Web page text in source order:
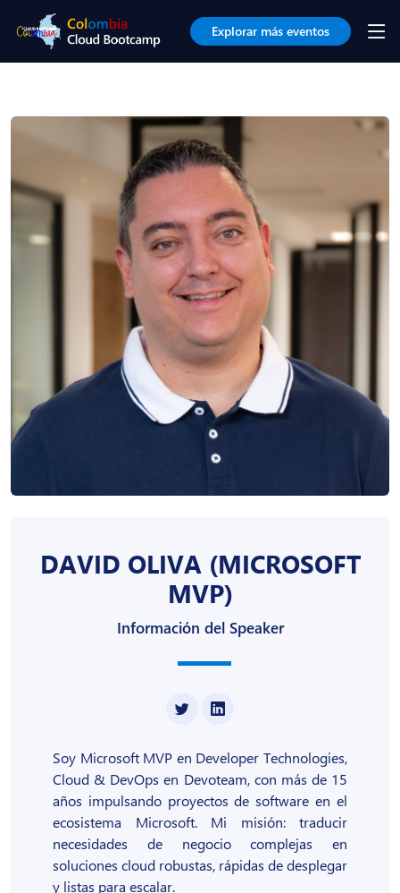
Explorar más eventos
DAVID OLIVA (MICROSOFT
MVP)
Información del Speaker
Soy Microsoft MVP en Developer Technologies,
Cloud & DevOps en Devoteam, con más de 15
años impulsando proyectos de software en el
ecosistema Microsoft. Mi misión: traducir
necesidades de negocio complejas en
soluciones cloud robustas, rápidas de desplegar
y listas para escalar.